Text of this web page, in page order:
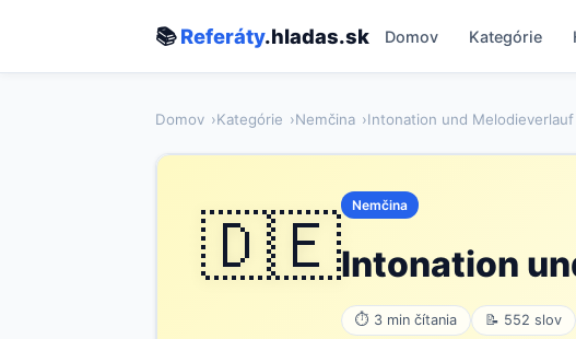
📚Referáty.hladas.sk Domov Kategórie
Domov Kategórie Nemčina Intonation und Melodieverlauf
🇩🇪 Nemčina
Intonation
⏱ 3 min čítania 📝 552 slov